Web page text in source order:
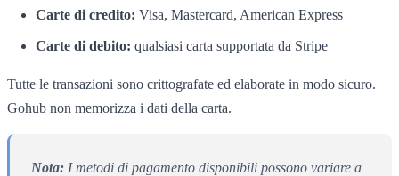
Carte di credito: Visa, Mastercard, American Express
Carte di debito: qualsiasi carta supportata da Stripe
Tutte le transazioni sono crittografate ed elaborate in modo sicuro.
Gohub non memorizza i dati della carta.
Nota: I metodi di pagamento disponibili possono variare a